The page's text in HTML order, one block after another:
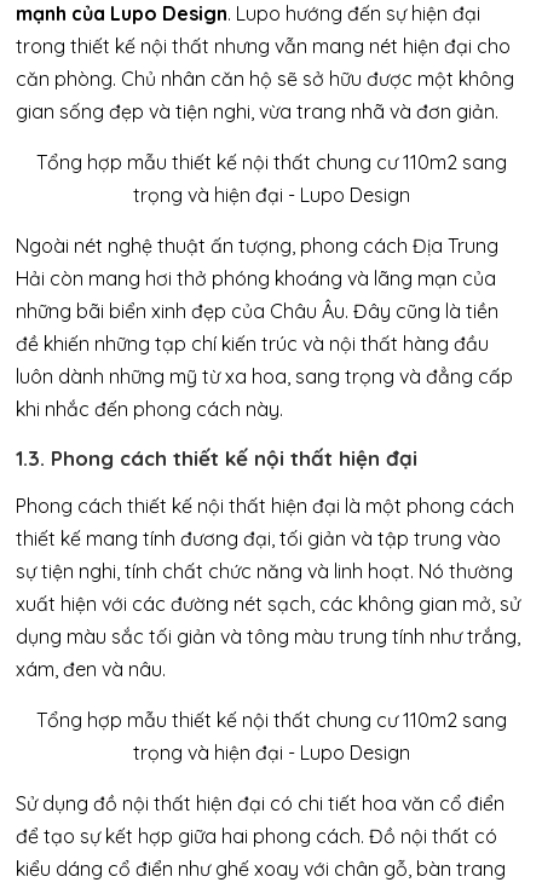
mạnh của Lupo Design. Lupo hướng đến sự hiện đại
trong thiết kế nội thất nhưng vẫn mang nét hiện đại cho
căn phòng. Chủ nhân căn hộ sẽ sở hữu được một không
gian sống đẹp và tiện nghi, vừa trang nhã và đơn giản.
Ngoài nét nghệ thuật ấn tượng, phong cách Địa Trung
Hải còn mang hơi thở phóng khoáng và lãng mạn của
những bãi biển xinh đẹp của Châu Âu. Đây cũng là tiền
đề khiến những tạp chí kiến trúc và nội thất hàng đầu
luôn dành những mỹ từ xa hoa, sang trọng và đẳng cấp
khi nhắc đến phong cách này.
1.3. Phong cách thiết kế nội thất hiện đại
Phong cách thiết kế nội thất hiện đại là một phong cách
thiết kế mang tính đương đại, tối giản và tập trung vào
sự tiện nghi, tính chất chức năng và linh hoạt. Nó thường
xuất hiện với các đường nét sạch, các không gian mở, sử
dụng màu sắc tối giản và tông màu trung tính như trắng,
xám, đen và nâu.
Sử dụng đồ nội thất hiện đại có chi tiết hoa văn cổ điển
để tạo sự kết hợp giữa hai phong cách. Đồ nội thất có
kiểu dáng cổ điển như ghế xoay với chân gỗ, bàn trang